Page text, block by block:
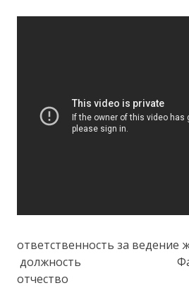
ответственность за ведение
должность
отчество